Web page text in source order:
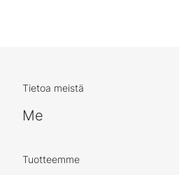
Tietoa meistä
Me
Tuotteemme